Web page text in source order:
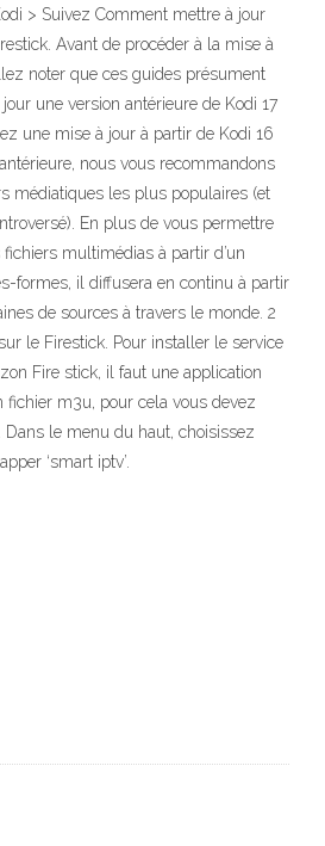
> Suivez Comment mettre à jour
Avant de procéder à la mise à
noter que ces guides présument
une version antérieure de Kodi 17
une mise à jour à partir de Kodi 16
nous vous recommandons
médiatiques les plus populaires (et
En plus de vous permettre
fichiers multimédias à partir d’un
formes, il diffusera en continu à partir
de sources à travers le monde. 2
le Firestick. Pour installer le service
Fire stick, il faut une application
fichier m3u, pour cela vous devez
Dans le menu du haut, choisissez
‘smart iptv’.